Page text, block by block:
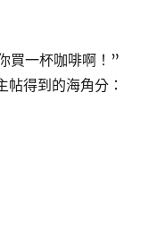
買一杯咖啡啊！”
帖得到的海角分：